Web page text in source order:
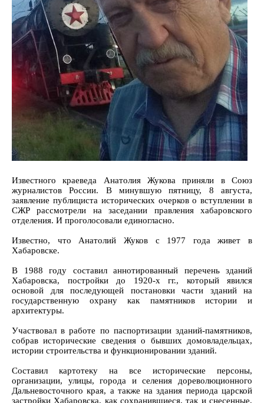
Известного краеведа Анатолия Жукова приняли в Союз
журналистов России. В минувшую пятницу, 8 августа,
заявление публициста исторических очерков о вступлении в
СЖР рассмотрели на заседании правления хабаровского
отделения. И проголосовали единогласно.
Известно, что Анатолий Жуков с 1977 года живет в
Хабаровске.
В 1988 году составил аннотированный перечень зданий
Хабаровска, постройки до 1920-х гг., который явился
основой для последующей постановки части зданий на
государственную охрану как памятников истории и
архитектуры.
Участвовал в работе по паспортизации зданий-памятников,
собрав исторические сведения о бывших домовладельцах,
истории строительства и функционировании зданий.
Составил картотеку на все исторические персоны,
организации, улицы, города и селения дореволюционного
Дальневосточного края, а также на здания периода царской
застройки Хабаровска, как сохранившиеся, так и снесенные,